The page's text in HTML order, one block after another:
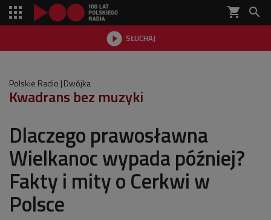
shopping_cart 
 SŁUCHAJ

Polskie Radio Dwójka
Kwadrans bez muzyki
Dlaczego prawosławna
Wielkanoc wypada później?
Fakty i mity o Cerkwi w
Polsce